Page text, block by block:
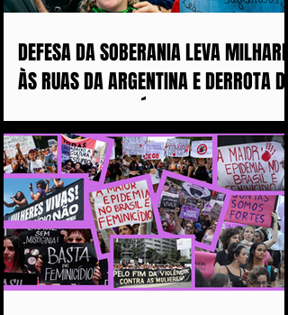
DEFESA DA SOBERANIA LEVA MILHARES
ÀS RUAS DA ARGENTINA E DERROTA DE
MILEI ABALA POLÍTICA IMPERIALISTA
DE TRUMP